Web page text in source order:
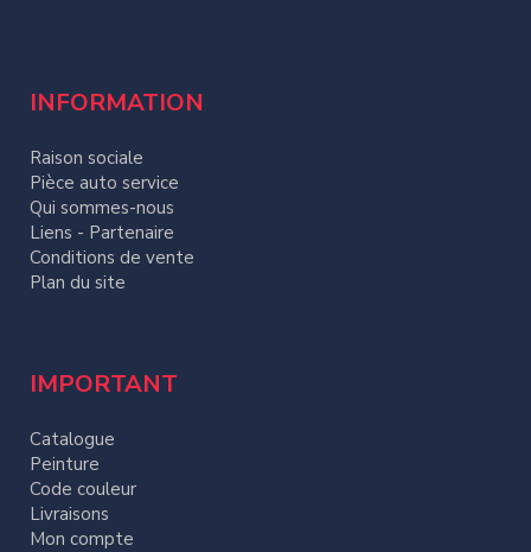
INFORMATION
Raison sociale
Pièce auto service
Qui sommes-nous
Liens - Partenaire
Conditions de vente
Plan du site
IMPORTANT
Catalogue
Peinture
Code couleur
Livraisons
Mon compte